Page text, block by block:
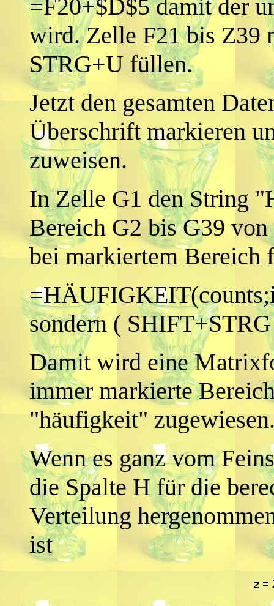
=F20+$D$5 damit der
wird. Zelle F21 bis Z39
STRG+U füllen.
Jetzt den gesamten
Überschrift markieren
zuweisen.
In Zelle G1 den String
Bereich G2 bis G39
bei markiertem Bereich
sondern (
Damit wird eine
immer markierte
"häufigkeit"
Wenn es ganz vom
die Spalte H für die
Verteilung
ist